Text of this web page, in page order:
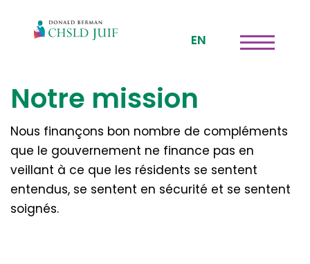
EN
Notre mission
Nous finançons bon nombre de compléments
que le gouvernement ne finance pas en
veillant à ce que les résidents se sentent
entendus, se sentent en sécurité et se sentent
soignés.